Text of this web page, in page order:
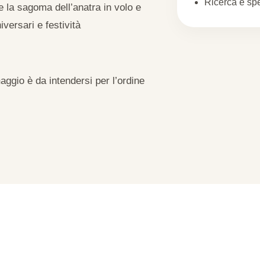
sagoma dell’anatra in volo e
e festività
è da intendersi per l’ordine
Ricerca e